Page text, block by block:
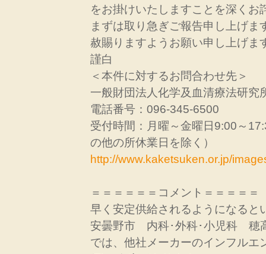
をお掛けいたしますことを深くお
まずは取り急ぎご報告申し上げま
赦賜りますようお願い申し上げま
謹白
＜本件に対するお問合わせ先＞
一般財団法人化学及血清療法研究
電話番号：096-345-6500
受付時間：月曜～金曜日9:00～
の他の所休業日を除く）
http://www.kaketsuken.or.jp/
＝＝＝＝＝＝コメント＝＝＝＝＝
早く安定供給されるようになると
安曇野市 内科･外科･小児科 穂
では、他社メーカーのインフルエ